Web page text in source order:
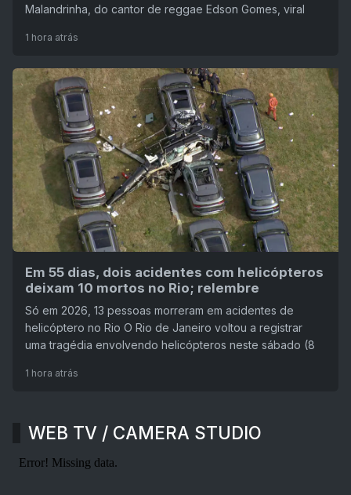
Malandrinha, do cantor de reggae Edson Gomes, viral
1 hora atrás
Em 55 dias, dois acidentes com helicópteros
deixam 10 mortos no Rio; relembre
Só em 2026, 13 pessoas morreram em acidentes de
helicóptero no Rio O Rio de Janeiro voltou a registrar
uma tragédia envolvendo helicópteros neste sábado (8
1 hora atrás
WEB TV / CAMERA STUDIO